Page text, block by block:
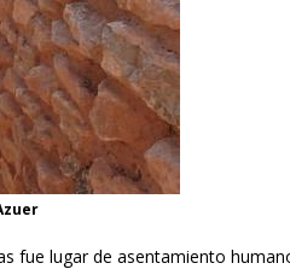
fue lugar de asentamiento